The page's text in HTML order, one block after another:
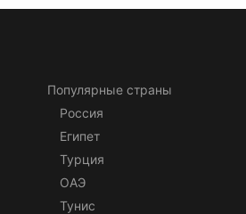
Популярные страны
Россия
Египет
Турция
ОАЭ
Тунис